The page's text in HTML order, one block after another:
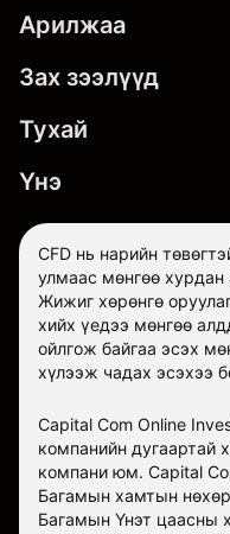
Арилжаа
Зах зээлүүд
Тухай
Үнэ
CFD нь нарийн
улмаас мөнгөө хурдан
Жижиг хөрөнгө
хийх үедээ мөнгөө
ойлгож байгаа эсэх
хүлээж чадах эсэхээ
Capital Com Online
компанийн дугаартай
компани юм. Capital
Багамын хамтын
Багамын Үнэт цаасны